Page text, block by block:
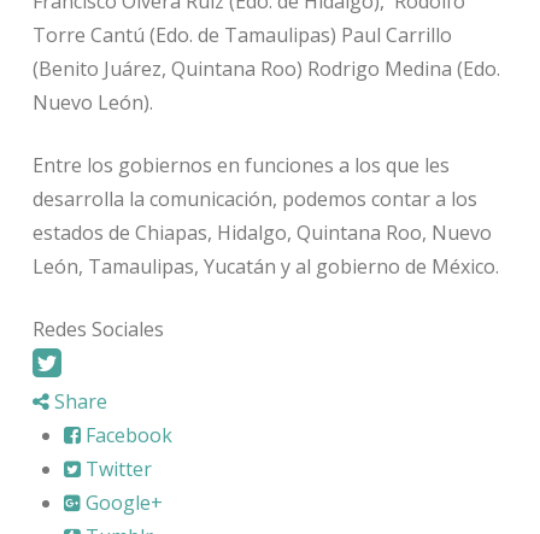
Torre Cantú (Edo. de Tamaulipas) Paul Carrillo
(Benito Juárez, Quintana Roo) Rodrigo Medina (Edo.
Nuevo León).
Entre los gobiernos en funciones a los que les
desarrolla la comunicación, podemos contar a los
estados de Chiapas, Hidalgo, Quintana Roo, Nuevo
León, Tamaulipas, Yucatán y al gobierno de México.
Redes Sociales
Share
Facebook
Twitter
Google+